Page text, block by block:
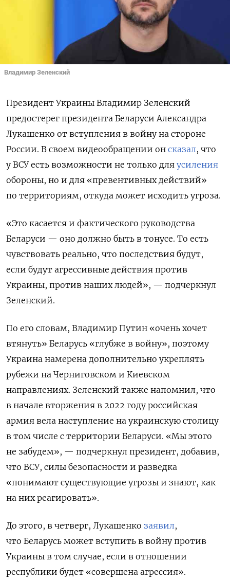
Владимир Зеленский
Президент Украины Владимир Зеленский
предостерег президента Беларуси Александра
Лукашенко от вступления в войну на стороне
России. В своем видеообращении он сказал, что
у ВСУ есть возможности не только для усиления
обороны, но и для «превентивных действий»
по территориям, откуда может исходить угроза.
«Это касается и фактического руководства
Беларуси — оно должно быть в тонусе. То есть
чувствовать реально, что последствия будут,
если будут агрессивные действия против
Украины, против наших людей», — подчеркнул
Зеленский.
По его словам, Владимир Путин «очень хочет
втянуть» Беларусь «глубже в войну», поэтому
Украина намерена дополнительно укреплять
рубежи на Черниговском и Киевском
направлениях. Зеленский также напомнил, что
в начале вторжения в 2022 году российская
армия вела наступление на украинскую столицу
в том числе с территории Беларуси. «Мы этого
не забудем», — подчеркнул президент, добавив,
что ВСУ, силы безопасности и разведка
«понимают существующие угрозы и знают, как
на них реагировать».
До этого, в четверг, Лукашенко заявил,
что Беларусь может вступить в войну против
Украины в том случае, если в отношении
республики будет «совершена агрессия».